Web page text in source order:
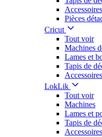
Pièces
Cricut
Tout voir
Machines
Lames et
Tapis de
LokLik
Tout voir
Machines
Lames et
Tapis de